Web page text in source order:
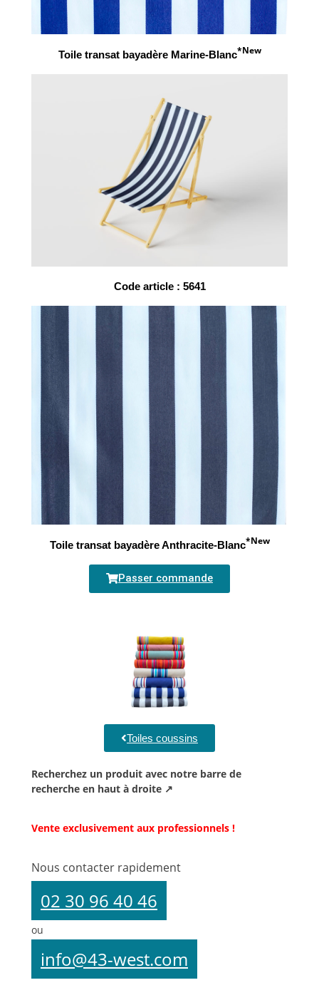
Toile transat bayadère Marine-Blanc*New
Code article : 5641
Toile transat bayadère Anthracite-Blanc*New
Passer commande
Toiles coussins
Recherchez un produit avec notre barre de
recherche en haut à droite ↗
Vente exclusivement aux professionnels !
Nous contacter rapidement
02 30 96 40 46
ou
info@43-west.com